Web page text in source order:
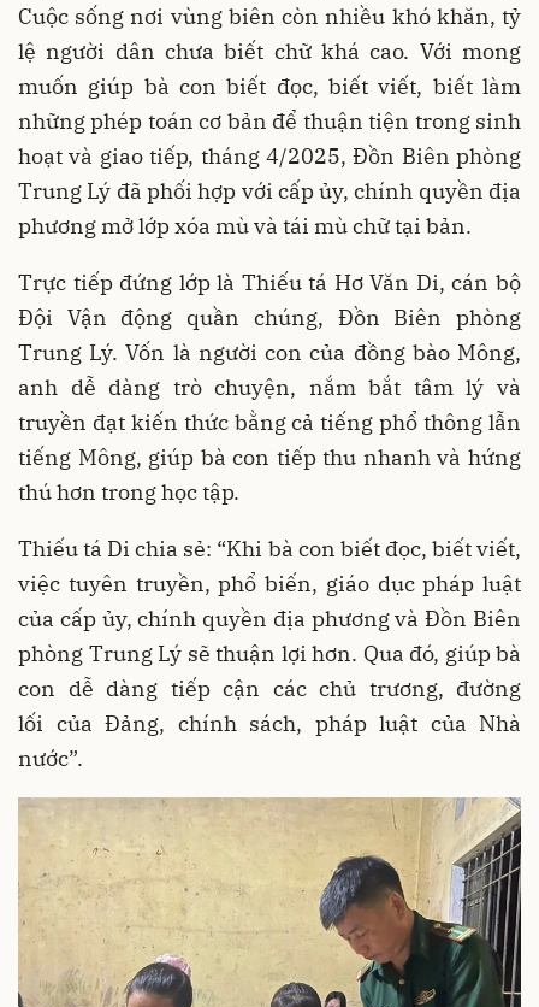
Cuộc sống nơi vùng biên còn nhiều khó khăn, tỷ
lệ người dân chưa biết chữ khá cao. Với mong
muốn giúp bà con biết đọc, biết viết, biết làm
những phép toán cơ bản để thuận tiện trong sinh
hoạt và giao tiếp, tháng 4/2025, Đồn Biên phòng
Trung Lý đã phối hợp với cấp ủy, chính quyền địa
phương mở lớp xóa mù và tái mù chữ tại bản.
Trực tiếp đứng lớp là Thiếu tá Hơ Văn Di, cán bộ
Đội Vận động quần chúng, Đồn Biên phòng
Trung Lý. Vốn là người con của đồng bào Mông,
anh dễ dàng trò chuyện, nắm bắt tâm lý và
truyền đạt kiến thức bằng cả tiếng phổ thông lẫn
tiếng Mông, giúp bà con tiếp thu nhanh và hứng
thú hơn trong học tập.
Thiếu tá Di chia sẻ: “Khi bà con biết đọc, biết viết,
việc tuyên truyền, phổ biến, giáo dục pháp luật
của cấp ủy, chính quyền địa phương và Đồn Biên
phòng Trung Lý sẽ thuận lợi hơn. Qua đó, giúp bà
con dễ dàng tiếp cận các chủ trương, đường
lối của Đảng, chính sách, pháp luật của Nhà
nước”.